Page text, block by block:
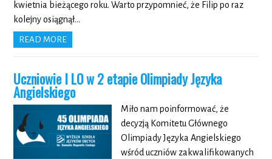
kwietnia bieżącego roku. Warto przypomnieć, że Filip po raz
kolejny osiągnął…
READ MORE
Uczniowie I LO w 2 etapie Olimpiady Języka
Angielskiego
Miło nam poinformować, że
decyzją Komitetu Głównego
Olimpiady Języka Angielskiego
wśród uczniów zakwalifikowanych